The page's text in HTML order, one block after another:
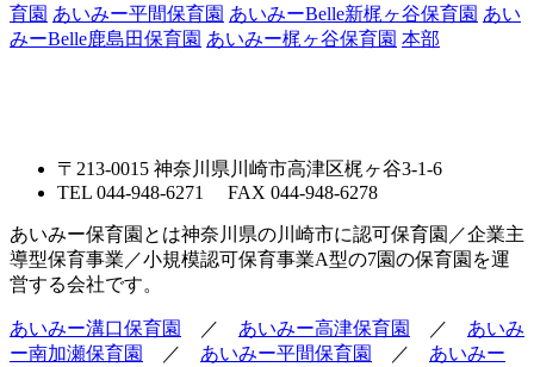
育園 あいみー平間保育園 あいみーBelle新梶ヶ谷保育園 あい
みーBelle鹿島田保育園 あいみー梶ヶ谷保育園 本部
〒213-0015 神奈川県川崎市高津区梶ヶ谷3-1-6
TEL 044-948-6271 FAX 044-948-6278
あいみー保育園とは神奈川県の川崎市に認可保育園／企業主
導型保育事業／小規模認可保育事業A型の7園の保育園を運
営する会社です。
あいみー溝口保育園 ／ あいみー高津保育園 ／ あいみ
ー南加瀬保育園
／ あいみー平間保育園 ／ あいみー